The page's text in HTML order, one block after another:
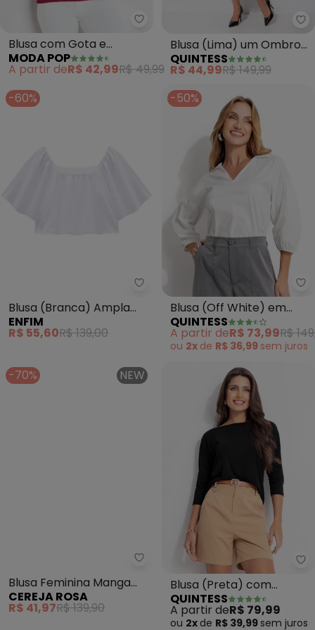
Moda Pop - Blusa com Gota e
Blusa com Gota e
Amarração Frontal
(Cereja)
MODA POP
A partir deR$ 42,99R$ 49,99
Blusa (Lima) um Ombro
Só em Tecido Plano
QUINTESS
R$ 44,99R$ 149,99
-60%
Enfim - Blusa (Branca) Ampla
Blusa (Branca) Ampla
em Jacquard
ENFIM
R$ 55,60R$ 139,00
-50%
Blusa (Off White) em
Tricoline
QUINTESS
A partir deR$ 73,99R$
ou 2x de R$ 36,99 sem juros
-70% NEW
Cereja Rosa - Blusa Feminina
Blusa Feminina Manga
3/4 em Cotton Canelado
(Cinza)
CEREJA ROSA
R$ 41,97R$ 139,90
Blusa (Preta) com
Mangas 3/4
QUINTESS
A partir deR$ 79,99
ou 2x de R$ 39,99 sem juros